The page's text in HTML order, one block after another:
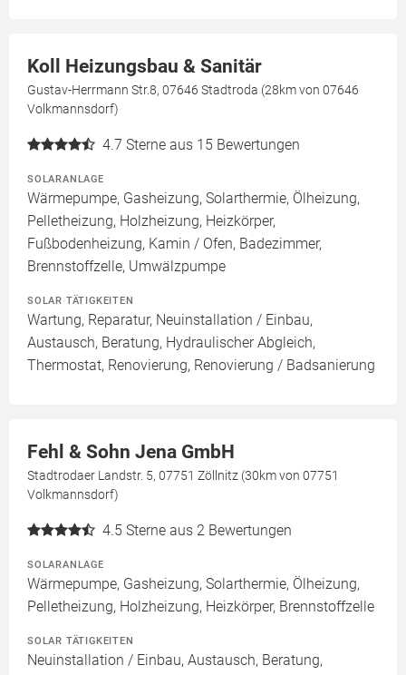
Koll Heizungsbau & Sanitär
Gustav-Herrmann Str.8, 07646 Stadtroda (28km von 07646
Volkmannsdorf)
4.7 Sterne aus 15 Bewertungen
SOLARANLAGE
Wärmepumpe, Gasheizung, Solarthermie, Ölheizung,
Pelletheizung, Holzheizung, Heizkörper,
Fußbodenheizung, Kamin / Ofen, Badezimmer,
Brennstoffzelle, Umwälzpumpe
SOLAR TÄTIGKEITEN
Wartung, Reparatur, Neuinstallation / Einbau,
Austausch, Beratung, Hydraulischer Abgleich,
Thermostat, Renovierung, Renovierung / Badsanierung
Fehl & Sohn Jena GmbH
Stadtrodaer Landstr. 5, 07751 Zöllnitz (30km von 07751
Volkmannsdorf)
4.5 Sterne aus 2 Bewertungen
SOLARANLAGE
Wärmepumpe, Gasheizung, Solarthermie, Ölheizung,
Pelletheizung, Holzheizung, Heizkörper, Brennstoffzelle
SOLAR TÄTIGKEITEN
Neuinstallation / Einbau, Austausch, Beratung,